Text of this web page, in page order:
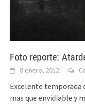
Foto reporte:
8 enero, 2012
Excelente temporada
mas que envidiable y